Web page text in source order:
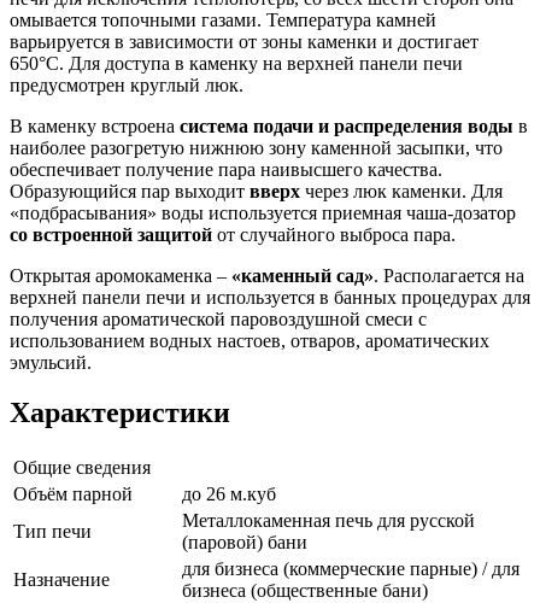
омывается топочными газами. Температура камней
варьируется в зависимости от зоны каменки и достигает
650°С. Для доступа в каменку на верхней панели печи
предусмотрен круглый люк.
В каменку встроена система подачи и распределения воды в
наиболее разогретую нижнюю зону каменной засыпки, что
обеспечивает получение пара наивысшего качества.
Образующийся пар выходит вверх через люк каменки. Для
«подбрасывания» воды используется приемная чаша-дозатор
со встроенной защитой от случайного выброса пара.
Открытая аромокаменка – «каменный сад». Располагается на
верхней панели печи и используется в банных процедурах для
получения ароматической паровоздушной смеси с
использованием водных настоев, отваров, ароматических
эмульсий.
Характеристики
Общие сведения
Объём парной
до 26 м.куб
Тип печи
Металлокаменная печь для русской
(паровой) бани
Назначение
для бизнеса (коммерческие парные) / для
бизнеса (общественные бани)